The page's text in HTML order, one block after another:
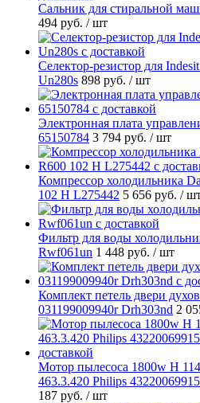
Cальник для стиральной
494 руб. / шт
Селектор-резистор для
Un280s 898 руб. / шт
Электронная плата
65150784 3 794 руб. / шт
Компрессор холодильника
102 H L275442 5 656 руб. /
Фильтр для воды
Rwf061un 1 448 руб. / шт
Комплект петель двери
031199009940r Drh303nd 2
Мотор пылесоса 1800w H
463.3.420 Philips
187 руб. / шт